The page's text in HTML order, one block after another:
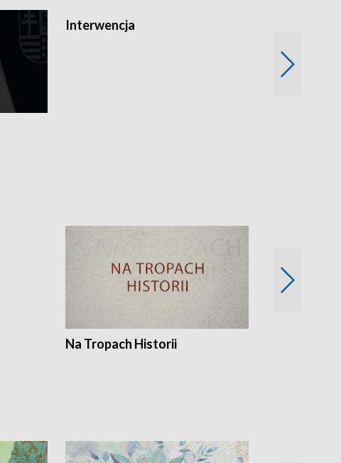
Interwencja
Na Tropach Historii